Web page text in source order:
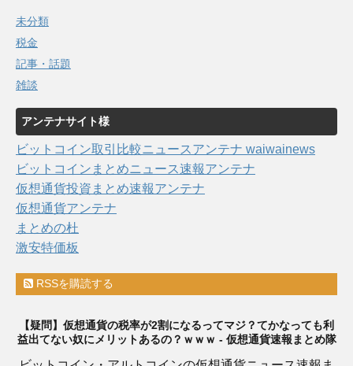
未分類
税金
記事・話題
雑談
アンテナサイト様
ビットコイン取引比較ニュースアンテナ waiwainews
ビットコインまとめニュース速報アンテナ
仮想通貨投資まとめ速報アンテナ
仮想通貨アンテナ
まとめの杜
激安特価板
RSSを購読する
【疑問】仮想通貨の税率が2割になるってマジ？てかなっても利
益出てない奴にメリットあるの？ｗｗｗ - 仮想通貨速報まとめ隊